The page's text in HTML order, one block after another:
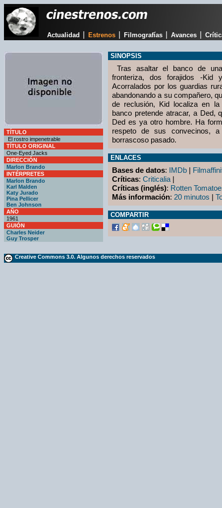
Actualidad Estrenos Filmografías Avances
TÍTULO
El rostro impenetrable
TÍTULO ORIGINAL
One-Eyed Jacks
DIRECCIÓN
Marlon Brando
INTÉRPRETES
Marlon Brando
Karl Malden
Katy Jurado
Pina Pellicer
Ben Johnson
AÑO
1961
GUIÓN
Charles Neider
Guy Trosper
SINOPSIS
Tras asaltar el banco de
fronteriza, dos forajidos -Kid
Acorralados por los guardias
abandonando a su compañero,
de reclusión, Kid localiza en
banco pretende atracar, a Ded,
Ded es ya otro hombre. Ha
respeto de sus convecinos,
borrascoso pasado.
ENLACES
Bases de datos: IMDb |
Críticas: Criticalia |
Críticas (inglés): Rotten
Más información: 20 minutos |
COMPARTIR
Creative Commons 3.0. Algunos derechos reservados